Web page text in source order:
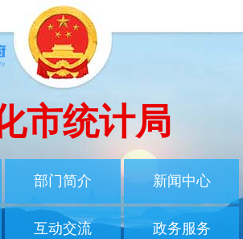
市统计局
部门简介 新闻中心
互动交流 政务服务